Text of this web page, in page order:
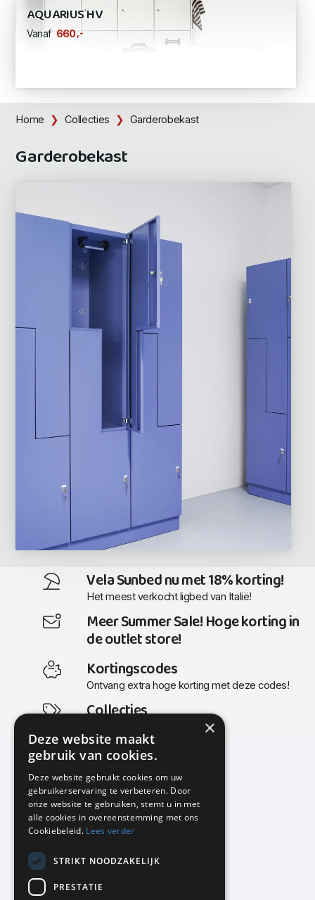
AQUARIUS HV
Vanaf 660 ,-
Home Collecties Garderobekast
Garderobekast
Vela Sunbed nu met 18% korting!
Het meest verkocht ligbed van Italië!
Meer Summer Sale! Hoge korting in
de outlet store!
Kortingscodes
Ontvang extra hoge korting met deze codes!
Collecties
Actuele en populaire collecties
KMP Kantoormeubilair
Airport Business Park
Frankfurtstraat 29-31
1175 RH Lijnden
020-617 01 26
info@kmpkantoormeubilair.nl
×
Deze website maakt
gebruik van cookies.
Deze website gebruikt cookies om uw
gebruikerservaring te verbeteren. Door
onze website te gebruiken, stemt u in met
alle cookies in overeenstemming met ons
Cookiebeleid. Lees verder
STRIKT NOODZAKELIJK
PRESTATIE